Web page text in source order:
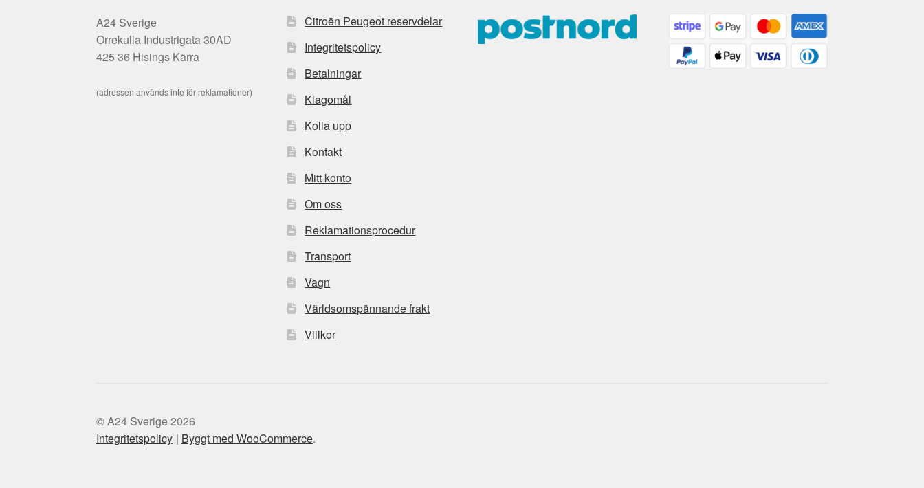
A24 Sverige
Orrekulla Industrigata 30AD
425 36 Hisings Kärra
(adressen används inte för reklamationer)
Citroën Peugeot reservdelar
Integritetspolicy
Betalningar
Klagomål
Kolla upp
Kontakt
Mitt konto
Om oss
Reklamationsprocedur
Transport
Vagn
Världsomspännande frakt
Villkor
© A24 Sverige 2026
Integritetspolicy
Byggt med WooCommerce.